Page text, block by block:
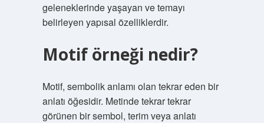
geleneklerinde yaşayan ve temayı
belirleyen yapısal özelliklerdir.
Motif örneği nedir?
Motif, sembolik anlamı olan tekrar eden bir
anlatı öğesidir. Metinde tekrar tekrar
görünen bir sembol, terim veya anlatı